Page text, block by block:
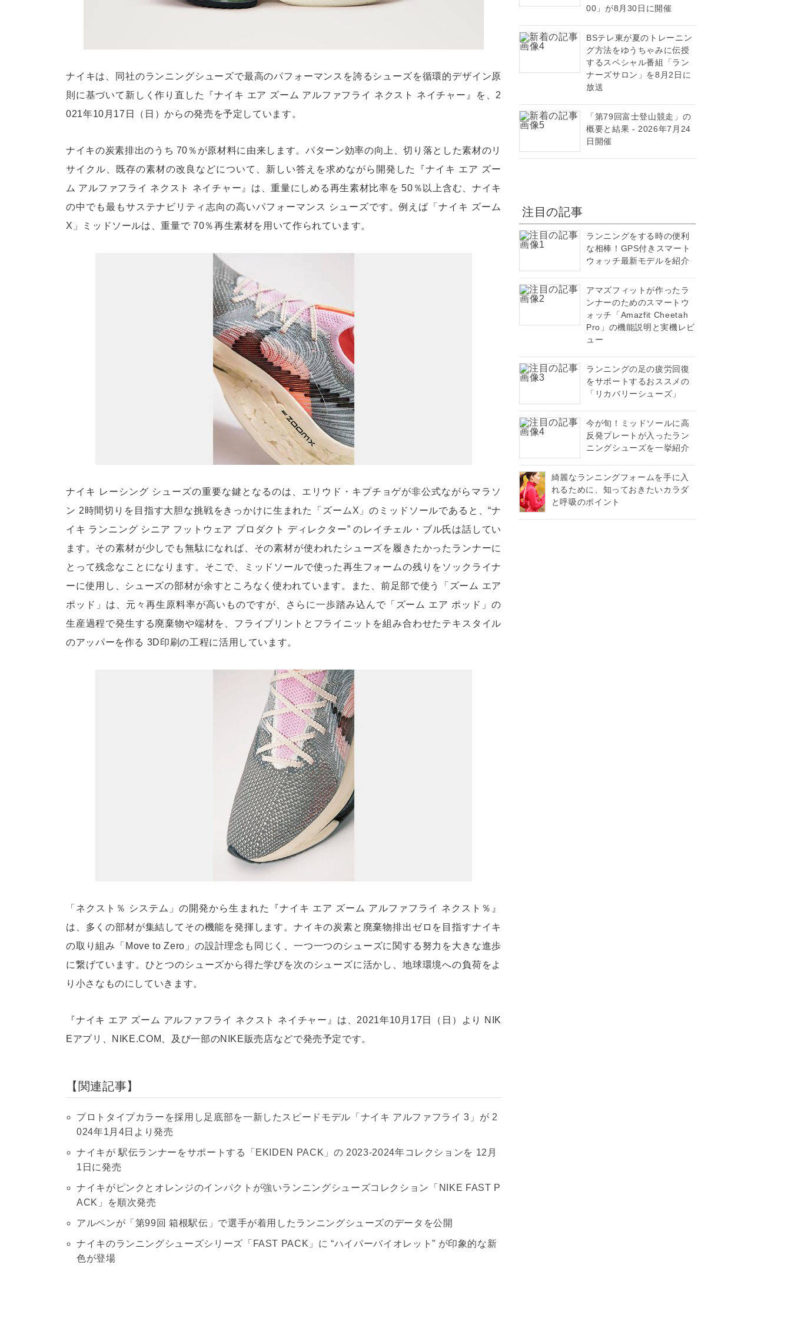
ナイキは、同社のランニングシューズで最高のパフォーマンスを誇るシューズを循環的デザイン原
則に基づいて新しく作り直した『ナイキ エア ズーム アルファフライ ネクスト ネイチャー』を、2
021年10月17日（日）からの発売を予定しています。
ナイキの炭素排出のうち 70％が原材料に由来します。パターン効率の向上、切り落とした素材のリ
サイクル、既存の素材の改良などについて、新しい答えを求めながら開発した『ナイキ エア ズー
ム アルファフライ ネクスト ネイチャー』は、重量にしめる再生素材比率を 50％以上含む、ナイキ
の中でも最もサステナビリティ志向の高いパフォーマンス シューズです。例えば「ナイキ ズーム
X」ミッドソールは、重量で 70％再生素材を用いて作られています。
ナイキ レーシング シューズの重要な鍵となるのは、エリウド・キプチョゲが非公式ながらマラソ
ン 2時間切りを目指す大胆な挑戦をきっかけに生まれた「ズームX」のミッドソールであると、“ナ
イキ ランニング シニア フットウェア プロダクト ディレクター” のレイチェル・ブル氏は話してい
ます。その素材が少しでも無駄になれば、その素材が使われたシューズを履きたかったランナーに
とって残念なことになります。そこで、ミッドソールで使った再生フォームの残りをソックライナ
ーに使用し、シューズの部材が余すところなく使われています。また、前足部で使う「ズーム エア
ポッド」は、元々再生原料率が高いものですが、さらに一歩踏み込んで「ズーム エア ポッド」の
生産過程で発生する廃棄物や端材を、フライプリントとフライニットを組み合わせたテキスタイル
のアッパーを作る 3D印刷の工程に活用しています。
「ネクスト％ システム」の開発から生まれた『ナイキ エア ズーム アルファフライ ネクスト％』
は、多くの部材が集結してその機能を発揮します。ナイキの炭素と廃棄物排出ゼロを目指すナイキ
の取り組み「Move to Zero」の設計理念も同じく、一つ一つのシューズに関する努力を大きな進歩
に繋げています。ひとつのシューズから得た学びを次のシューズに活かし、地球環境への負荷をよ
り小さなものにしていきます。
『ナイキ エア ズーム アルファフライ ネクスト ネイチャー』は、2021年10月17日（日）より NIK
Eアプリ、NIKE.COM、及び一部のNIKE販売店などで発売予定です。
関連記事
プロトタイプカラーを採用し足底部を一新したスピードモデル「ナイキ アルファフライ 3」が 2
024年1月4日より発売
ナイキが 駅伝ランナーをサポートする「EKIDEN PACK」の 2023-2024年コレクションを 12月
1日に発売
ナイキがピンクとオレンジのインパクトが強いランニングシューズコレクション「NIKE FAST P
ACK」を順次発売
アルペンが「第99回 箱根駅伝」で選手が着用したランニングシューズのデータを公開
ナイキのランニングシューズシリーズ「FAST PACK」に “ハイパーバイオレット” が印象的な新
色が登場
00」が8月30日に開催
BSテレ東が夏のトレーニン
グ方法をゆうちゃみに伝授
するスペシャル番組「ラン
ナーズサロン」を8月2日に
放送
「第79回富士登山競走」の
概要と結果 - 2026年7月24
日開催
注目の記事
ランニングをする時の便利
な相棒！GPS付きスマート
ウォッチ最新モデルを紹介
アマズフィットが作ったラ
ンナーのためのスマートウ
ォッチ「Amazfit Cheetah
Pro」の機能説明と実機レビ
ュー
ランニングの足の疲労回復
をサポートするおススメの
「リカバリーシューズ」
今が旬！ミッドソールに高
反発プレートが入ったラン
ニングシューズを一挙紹介
綺麗なランニングフォームを手に入
れるために、知っておきたいカラダ
と呼吸のポイント